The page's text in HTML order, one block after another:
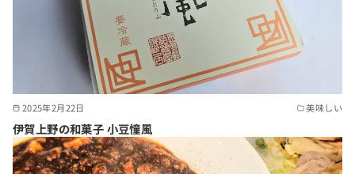
2025年2月22日 美味しい
伊賀上野の和菓子 小豆憧風